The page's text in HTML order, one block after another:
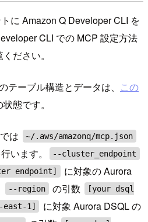
に Amazon Q Developer CLI を
CLI での MCP 設定方法
ださい。
テーブル構造とデータは、 この
態です。
は ~/.aws/amazonq/mcp.json
います。 --cluster_endpoint
endpoint]
に対象の Aurora
--region の引数
[your dsql
1]
に対象 Aurora DSQL の